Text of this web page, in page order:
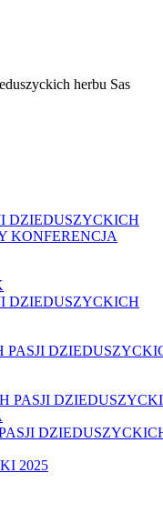
herbu Sas
DZIEDUSZYCKICH
KONFERENCJA
DZIEDUSZYCKICH
PASJI
2025